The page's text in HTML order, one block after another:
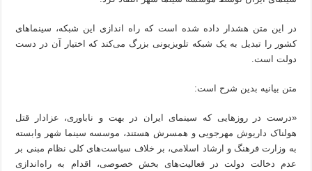
در این متن هشدار داده شده است که راه اندازی این شبکه، سینماهای
کشور را تبدیل به یک شبکه تلویزیونی بزرگ می‌کند که اختیار آن در دست
دولت است.
متن بیانیه بدین شرح است:
«درست در روزهایی که سینمای ایران در بهت و ناباوری، عزادار قتل
هولناک داریوش مهرجویی و همسرش هستند، موسسه سینما شهر وابسته
به وزارت فرهنگ و ارشاد اسلامی، بر خلاف سیاست‌های کلی نظام مبنی بر
عدم دخالت دولت در فعالیت‌های بخش خصوصی، اقدام به راه‌اندازی